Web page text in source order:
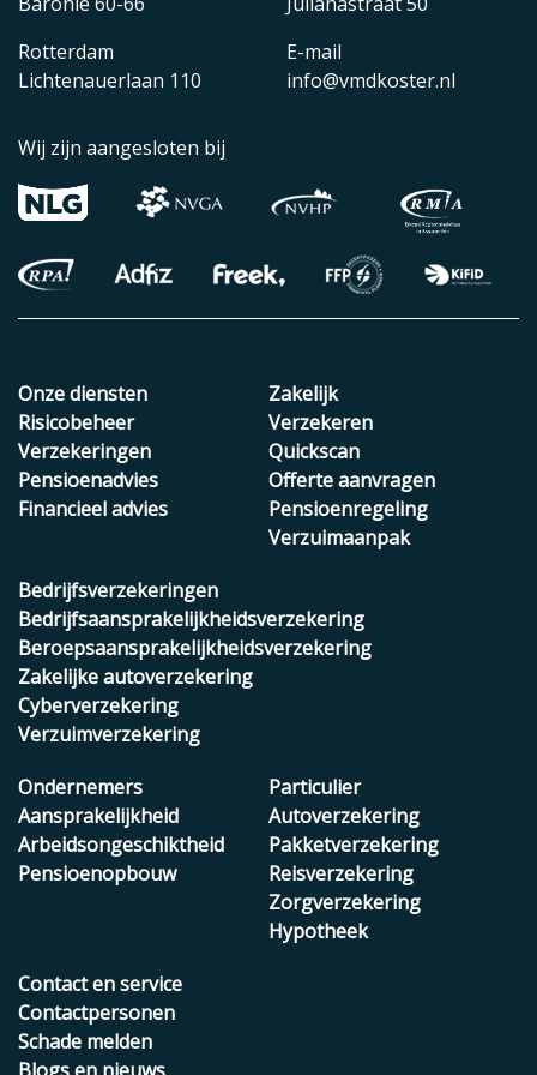
Rotterdam
Lichtenauerlaan 110
E-mail
info@vmdkoster.nl
Wij zijn aangesloten bij
Onze diensten
Risicobeheer
Verzekeringen
Pensioenadvies
Financieel advies
Zakelijk
Verzekeren
Quickscan
Offerte aanvragen
Pensioenregeling
Verzuimaanpak
Bedrijfsverzekeringen
Bedrijfsaansprakelijkheidsverzekering
Beroepsaansprakelijkheidsverzekering
Zakelijke autoverzekering
Cyberverzekering
Verzuimverzekering
Ondernemers
Aansprakelijkheid
Arbeidsongeschiktheid
Pensioenopbouw
Particulier
Autoverzekering
Pakketverzekering
Reisverzekering
Zorgverzekering
Hypotheek
Contact en service
Contactpersonen
Schade melden